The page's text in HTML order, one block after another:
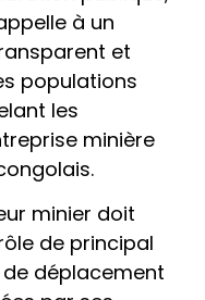
à un
et
populations
les
minière
minier doit
de principal
déplacement